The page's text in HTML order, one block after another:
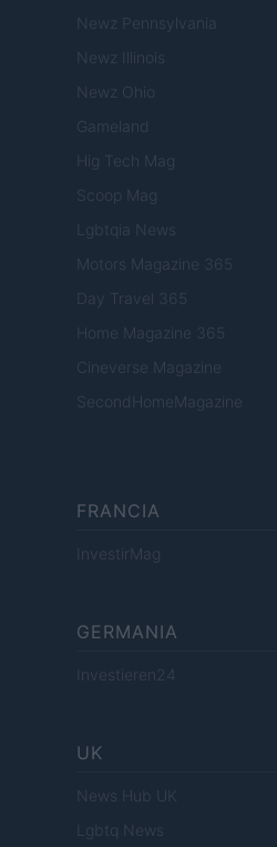
Newz Pennsylvania
Newz Illinois
Newz Ohio
Gameland
Hig Tech Mag
Scoop Mag
Lgbtqia News
Motors Magazine 365
Day Travel 365
Home Magazine 365
Cineverse Magazine
SecondHomeMagazine
FRANCIA
InvestirMag
GERMANIA
Investieren24
UK
News Hub UK
Lgbtq News